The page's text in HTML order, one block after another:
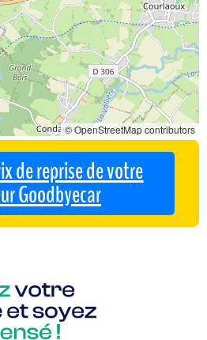
© OpenStreetMap contributors
de reprise de votre
Goodbyecar